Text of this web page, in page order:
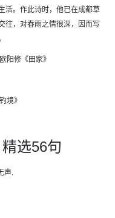
活。作此诗时，他已在成都草
往，对春雨之情很深，因而写
阳修《田家》
境》
选56句
声.